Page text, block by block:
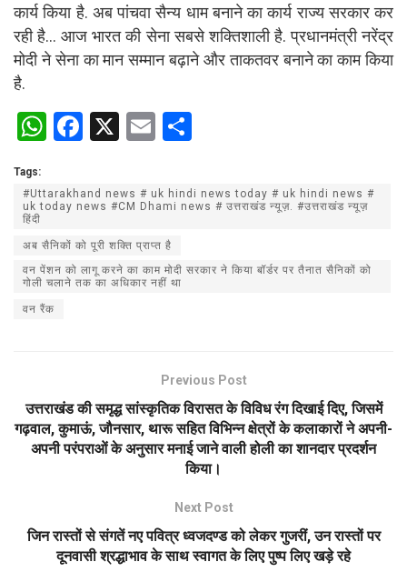
कार्य किया है. अब पांचवा सैन्य धाम बनाने का कार्य राज्य सरकार कर
रही है… आज भारत की सेना सबसे शक्तिशाली है. प्रधानमंत्री नरेंद्र
मोदी ने सेना का मान सम्मान बढ़ाने और ताकतवर बनाने का काम किया
है.
W
at
s
A
p
p
F
ce
b
o
o
X
E
ail ar
e
Tags:
#Uttarakhand news # uk hindi news today # uk hindi news #
uk today news #CM Dhami news # उत्तराखंड न्यूज़. #उत्तराखंड न्यूज़
हिंदी
अब सैनिकों को पूरी शक्ति प्राप्त है
वन पेंशन को लागू करने का काम मोदी सरकार ने किया बॉर्डर पर तैनात सैनिकों को
गोली चलाने तक का अधिकार नहीं था
वन रैंक
Previous Post
उत्तराखंड की समृद्ध सांस्कृतिक विरासत के विविध रंग दिखाई दिए, जिसमें
गढ़वाल, कुमाऊं, जौनसार, थारू सहित विभिन्न क्षेत्रों के कलाकारों ने अपनी-
अपनी परंपराओं के अनुसार मनाई जाने वाली होली का शानदार प्रदर्शन
किया।
Next Post
जिन रास्तों से संगतें नए पवित्र ध्वजदण्ड को लेकर गुजरीं, उन रास्तों पर
दूनवासी श्रद्धाभाव के साथ स्वागत के लिए पुष्प लिए खड़े रहे